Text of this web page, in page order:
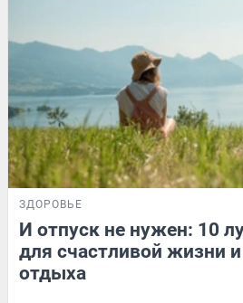
ЗДОРОВЬЕ
И отпуск не нужен: 10
для счастливой жизни
отдыха